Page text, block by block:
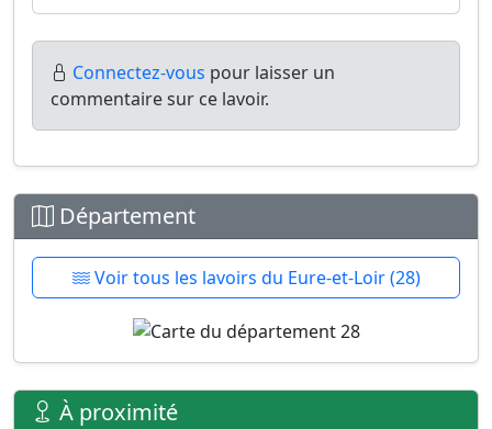
Connectez-vous pour laisser un
commentaire sur ce lavoir.
Département
Voir tous les lavoirs du Eure-et-Loir (28)
À proximité